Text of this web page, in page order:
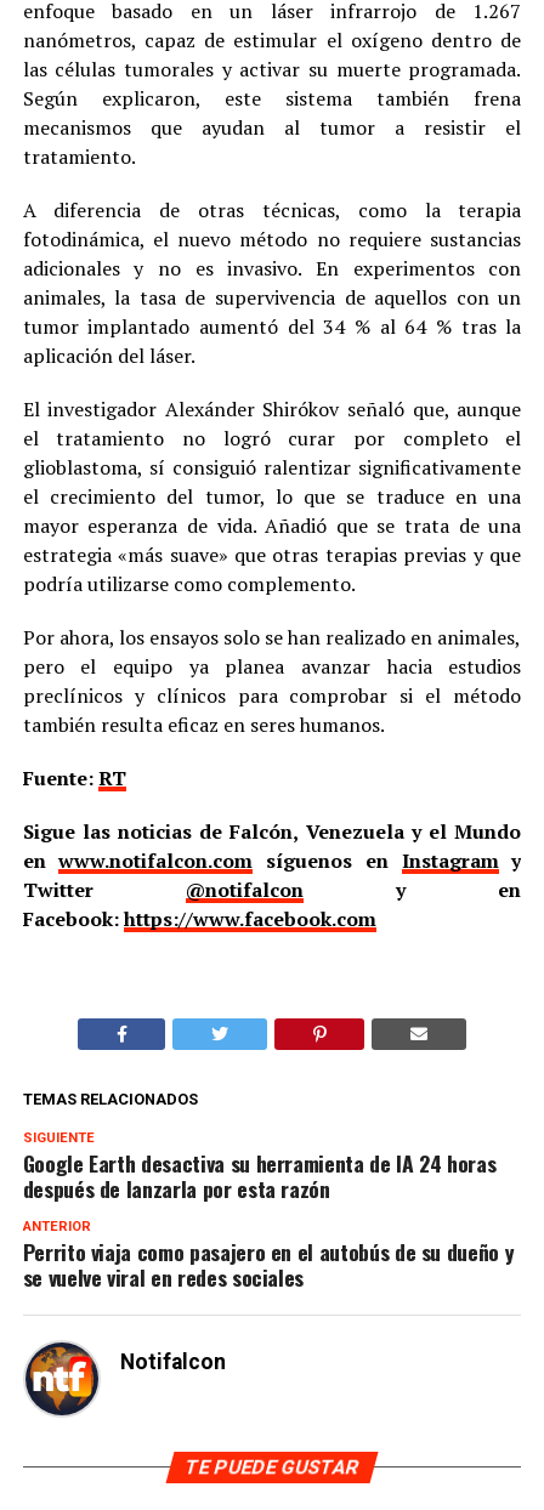
enfoque basado en un láser infrarrojo de 1.267
nanómetros, capaz de estimular el oxígeno dentro de
las células tumorales y activar su muerte programada.
Según explicaron, este sistema también frena
mecanismos que ayudan al tumor a resistir el
tratamiento.
A diferencia de otras técnicas, como la terapia
fotodinámica, el nuevo método no requiere sustancias
adicionales y no es invasivo. En experimentos con
animales, la tasa de supervivencia de aquellos con un
tumor implantado aumentó del 34 % al 64 % tras la
aplicación del láser.
El investigador Alexánder Shirókov señaló que, aunque
el tratamiento no logró curar por completo el
glioblastoma, sí consiguió ralentizar significativamente
el crecimiento del tumor, lo que se traduce en una
mayor esperanza de vida. Añadió que se trata de una
estrategia «más suave» que otras terapias previas y que
podría utilizarse como complemento.
Por ahora, los ensayos solo se han realizado en animales,
pero el equipo ya planea avanzar hacia estudios
preclínicos y clínicos para comprobar si el método
también resulta eficaz en seres humanos.
Fuente:RT
Sigue las noticias de Falcón, Venezuela y el Mundo
enwww.notifalcon.com síguenos en Instagramy
Twitter @notifalcony en
Facebook:https://www.facebook.com
TEMAS RELACIONADOS
SIGUIENTE
Google Earth desactiva su herramienta de IA 24 horas
después de lanzarla por esta razón
ANTERIOR
Perrito viaja como pasajero en el autobús de su dueño y
se vuelve viral en redes sociales
Notifalcon
TE PUEDE GUSTAR